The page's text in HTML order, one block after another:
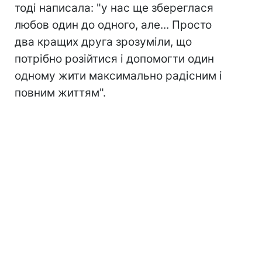
тоді написала: "у нас ще збереглася
любов один до одного, але... Просто
два кращих друга зрозуміли, що
потрібно розійтися і допомогти один
одному жити максимально радісним і
повним життям".